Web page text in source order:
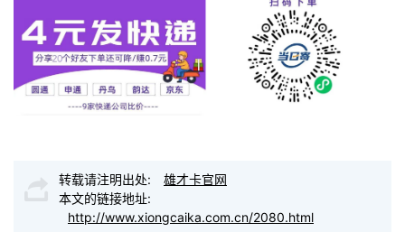
转载请注明出处:
雄才卡官网
本文的链接地址:
http://www.xiongcaika.com.cn/2080.html